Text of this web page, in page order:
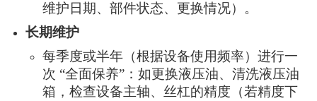
维护日期、部件状态、更换情况）。
长期维护
每季度或半年（根据设备使用频率）进行一
次 “全面保养”：如更换液压油、清洗液压油
箱，检查设备主轴、丝杠的精度（若精度下